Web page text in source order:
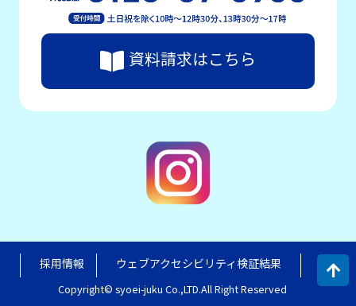
資料請求はこちら
採用情報 ウェブアクセシビリティ検証結果
Copyright© syoei-juku Co.,LTD.All Right Reserved